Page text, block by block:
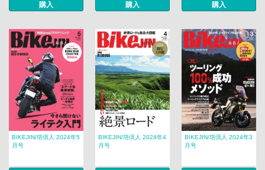
購入 購入 購入
BIKEJIN/培倶人 2024年5
月号
BIKEJIN/培倶人 2024年4
月号
BIKEJIN/培倶人 2024年3
月号